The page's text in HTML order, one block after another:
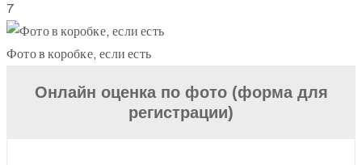
7
Фото в коробке, если есть